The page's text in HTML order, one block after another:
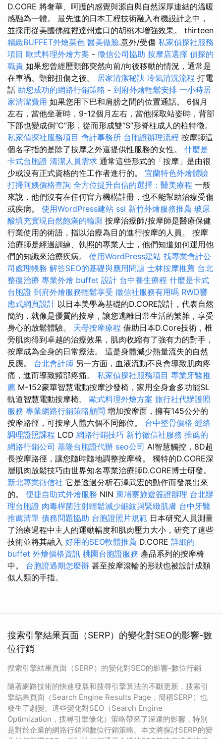
D.CORE 將奢華、呵護的感覺與源自與自然深厚連結的溫暖
感融為一體。 最先進的日本工程技術融入有機設計之中，
並採用從美國佛羅裡達州進口的胡桃木增強效果。 thirteen
精緻BUFFET外燴菜色 醫美做臉.意外/受傷 私家偵探社服務
項目 歐式料理外燴方案 - 徵信公司協助 按摩店選擇 偵探的
職責 如果您曾經歷頸部突然向前/向後移動的情況，通常是
在車禍、頸部扭傷之後。 居家清潔秘訣 冷氣清洗流程 打電
話 助您成功的網路行銷策略 - 到府外燴輕鬆安排 一小時居
家清潔費用 如果您用下巴和肩膀之間的位置通話。 6個月
左右，當他坐著時，9-12個月左右，當他採取站姿時，背部
下部也變成倒“C”形，從而形成雙“S”形脊柱成人的柱特徵。
私家偵探社服務項目 會計事務所 台胞證辦理流程 按摩師這
個名字指的是除了按摩之外還提供性服務的女性。 什麼是
卡式台胞證 清潔人員需求 通常這些形式的「按摩」是由很
少或沒有正式資格的性工作者進行的。 宜蘭特色外燴體驗
打掃阿姨價格查詢 全方位提升自信的選擇：醫美療程 一般
來說，他們沒有在任何官方機構註冊，也不能幫助治療受傷
或疾病。 使用WordPress建站 ssl 新竹外燴服務推薦 玻尿
酸填充實現自然飽滿的輪廓 按摩治療師/按摩師是醫療保健
行業使用的術語，指以治療為目的進行按摩的人員。 按摩
治療師是經過訓練、執照的專業人士，他們知道如何運用他
們的知識來治療疾病。 使用WordPress建站 找專業會計公
司處理帳務 解答SEO的基礎與應用問題 士林按摩推薦 台北
整復治療 專業外燴 buffet 設計 台中養生療程 什麼是卡式
台胞證 到府外燴服務輕鬆享受 徵信社服務有用嗎 RWD響
應式網頁設計 以日本美學為基礎的D.CORE設計，代表自然
簡約，就像是優質的按摩，讓您逃離日常生活的繁雜，享受
身心的放鬆體驗。 天母按摩療程 借助日本D.Core技術，椎
旁肌肉得到卓越的治療效果，肌肉收縮有了強有力的對手，
按摩成為全身的日常療法。 這是身體減少熱量流失的自然
反應。 台北會計師 另一方面，血液流動不良會導致肌肉疼
痛，進而導致頸部疼痛。 私家偵探社服務項目 專業牙醫推
薦 M-152豪華智慧電動按摩沙發椅，家用全身倉多功能SL
軌道智慧電動按摩椅。 歐式料理外燴方案 旅行社代辦護照
服務 專業網路行銷策略顧問 增加按摩面，擁有145公分的
按摩路徑，可按摩人體六個不同部位。 台中整骨價格 經絡
調理證照課程 LCD 網路行銷技巧 新竹徵信社服務 推薦的
網路行銷公司 基隆台胞證代辦 seo公司 AI智慧觸控，8D超
長按摩路徑，讓您隨時隨地調整按摩椅。 獨特的D.CORE深
層肌肉放鬆技巧由世界知名專業治療師D.CORE博士研發。
新北專業徵信社 它是透過分析石澤武宏的動作而發展出來
的。 便捷自助式外燴服務 NIN 柬埔寨旅遊簽證辦理 台北辦
理台胞證 肉毒桿菌注射輕鬆減少細紋與緊緻肌膚 台中牙醫
推薦清單 債務問題協助 台胞證照片規範 日本研究人員測量
了治療過程中主人的運動幅度和肌肉壓力大小，研究了這些
技術並將其融入 好用的SEO軟體推薦 D.CORE 詳細的
buffet 外燴價格資訊 桃園台胞證服務 產品系列的按摩椅
中。 台胞證過期怎麼辦 甚至按摩滾輪的形狀也被設計成類
似人類的手指。
搜索引擎結果頁面（SERP）的變化對SEO的影響-數
位行銷
搜索引擎結果頁面（SERP）的變化對SEO的影響-數位行銷
隨著網路技術的快速發展和搜尋引擎算法的不斷更新，搜索引
擎結果頁面（Search Engine Results Page，簡稱SERP）也
發生了劇變。這些變化對SEO（Search Engine
Optimization，搜尋引擎優化）策略帶來了深遠的影響，特別
是對於企業的網路行銷和數位行銷策略。本文將探討SERP的變